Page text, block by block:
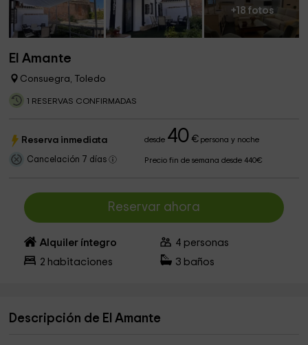
+18 fotos
El Amante
Consuegra, Toledo
1 RESERVAS CONFIRMADAS
Reserva inmediata desde 40 €persona y noche
Cancelación 7 días Precio fin de semana desde 440€
Reservar ahora
Alquiler íntegro 4 personas
2 habitaciones 3 baños
Descripción de El Amante